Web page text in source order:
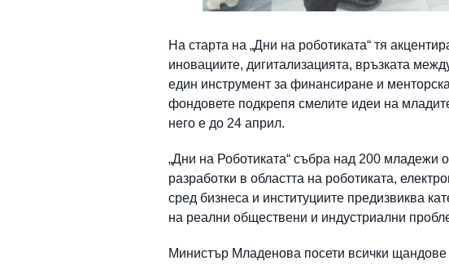
На старта на „Дни на роботиката“ тя
иновациите, дигитализацията, връзката
един инструмент за финансиране и
фондовете подкрепя смелите идеи на
него е до 24 април.
„Дни на Роботиката“ събра над 200 младежи
разработки в областта на роботиката,
сред бизнеса и институциите предизвиква
на реални обществени и индустриални
Министър Младенова посети всички